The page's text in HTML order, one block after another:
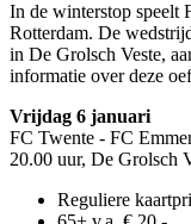
In de winterstop speelt
Rotterdam. De
in De Grolsch Veste,
informatie over deze
Vrijdag 6 januari
FC Twente - FC
20.00 uur, De Grolsch
Reguliere